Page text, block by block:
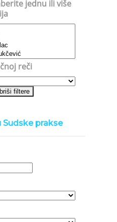
jednu ili više
reči
Sudske prakse